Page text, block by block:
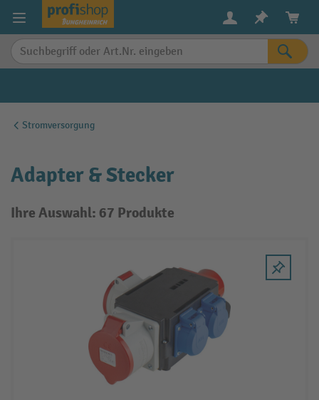
springen
Stromversorgung
Adapter & Stecker
Ihre Auswahl: 67 Produkte